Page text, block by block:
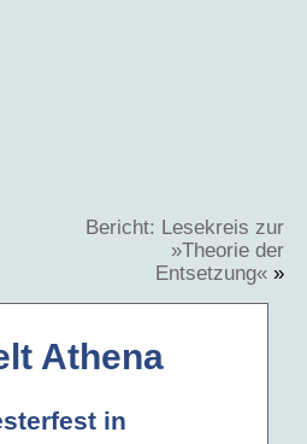
Bericht: Lesekreis zur
»Theorie der
Entsetzung« »
Athena
in